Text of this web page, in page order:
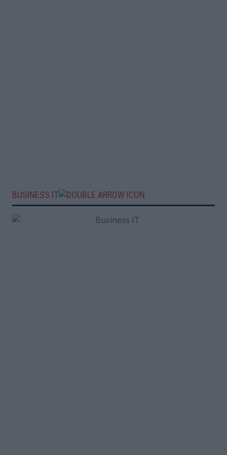
BUSINESS IT